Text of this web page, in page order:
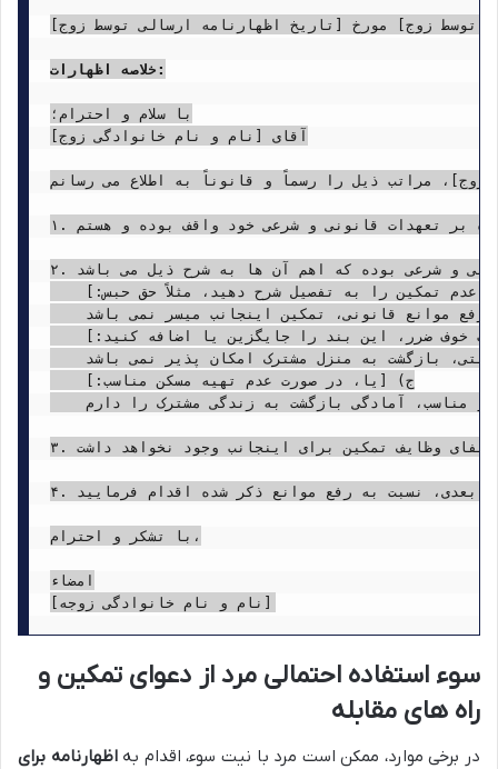
توسط زوج] مورخ [تاریخ اظهارنامه ارسالی توسط زوج]
خلاصه اظهارات:
با سلام و احترام؛
آقای [نام و نام خانوادگی زوج]
ارسالی توسط زوج]، مراتب ذیل را رسماً و قانوناً به اطلاع می رسانم:
۱. رابطه زوجیت فی مابین اینجانب و سرکارعالی به موجب عقدنامه شماره [شماره عقدنامه] مورخ [تاریخ عقدنامه] تنظیمی در دفترخانه ازدواج شماره [شماره دفترخانه] شهر [نام شهر]، محرز و قانونی است و اینجانب همواره بر تعهدات قانونی و شرعی خود واقف بوده و هستم.
۲. برخلاف ادعای مطرح شده در اظهارنامه مورخ فوق الذکر مبنی بر عدم تمکین بدون عذر موجه، لازم به ذکر است که عدم تمکین اینجانب دارای دلایل موجه قانونی و شرعی بوده که اهم آن ها به شرح ذیل می باشد:
۳. اینجانب همواره به پایداری زندگی مشترک علاقه داشته و دارم، اما تا زمانی که موانع قانونی و شرعی فوق الذکر رفع نگردد و شرایط مناسب برای تمکین فراهم نشود، امکان بازگشت به منزل مشترک و ایفای وظایف تمکین برای اینجانب وجود نخواهد داشت.
۴. از سرکارعالی تقاضا دارم پیش از هرگونه اقدام حقوقی بعدی، نسبت به رفع موانع ذکر شده اقدام فرمایید.
با تشکر و احترام،
امضاء
سوء استفاده احتمالی مرد از دعوای تمکین و
راه های مقابله
در برخی موارد، ممکن است مرد با نیت سوء، اقدام بهاظهارنامه برای